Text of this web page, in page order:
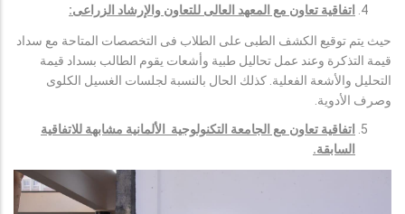
اتفاقية تعاون مع المعهد العالى للتعاون والإرشاد الزراعى:
حيث يتم توقيع الكشف الطبى على الطلاب فى التخصصات المتاحة مع سداد
قيمة التذكرة وعند عمل تحاليل طبية وأشعات يقوم الطالب بسداد قيمة
التحليل والأشعة الفعلية. كذلك الحال بالنسبة لجلسات الغسيل الكلوى
وصرف الأدوية.
اتفاقية تعاون مع الجامعة التكنولوجية الألمانية مشابهة للاتفاقية
السابقة.